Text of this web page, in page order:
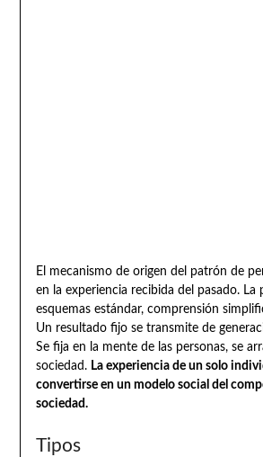
El mecanismo de origen del patrón de
en la experiencia recibida del pasado. La
esquemas estándar, comprensión
Un resultado fijo se transmite de
Se fija en la mente de las personas, se
sociedad. La experiencia de un solo
convertirse en un modelo social del
sociedad.
Tipos